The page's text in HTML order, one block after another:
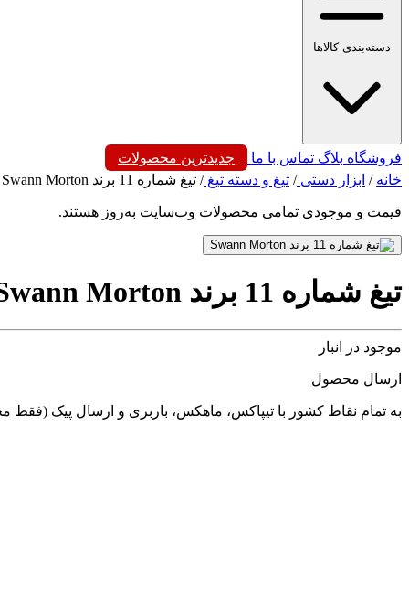
دسته‌بندی کالاها
فروشگاه بلاگ تماس با ما
جدیدترین محصولات
خانه / ابزار دستی/ تیغ و دسته تیغ/ تیغ شماره 11 برند Swann Morton
قیمت و موجودی تمامی محصولات وب‌سایت به‌روز هستند.
تیغ شماره 11 برند Swann Morton
موجود در انبار
ارسال محصول
به تمام نقاط کشور با تیپاکس، ماهکس، باربری و ارسال پیک